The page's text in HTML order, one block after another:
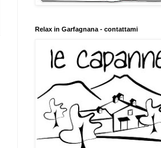
Relax in Garfagnana - contattami